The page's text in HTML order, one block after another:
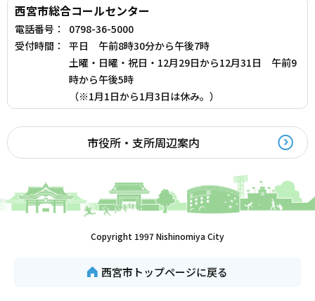
西宮市総合コールセンター
電話番号：
0798-36-5000
受付時間：
平日 午前8時30分から午後7時
土曜・日曜・祝日・12月29日から12月31日 午前9
時から午後5時
（※1月1日から1月3日は休み。）
市役所・支所周辺案内
Copyright 1997 Nishinomiya City
西宮市トップページに戻る